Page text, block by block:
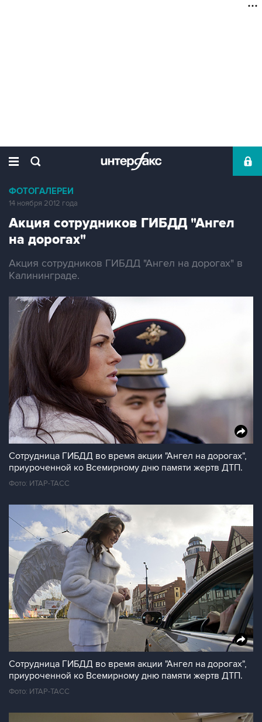
ФОТОГАЛЕРЕИ
14 ноября 2012 года
Акция сотрудников ГИБДД "Ангел
на дорогах"
Акция сотрудников ГИБДД "Ангел на дорогах" в
Калининграде.
Сотрудница ГИБДД во время акции "Ангел на дорогах",
приуроченной ко Всемирному дню памяти жертв ДТП.
Фото: ИТАР-ТАСС
Сотрудница ГИБДД во время акции "Ангел на дорогах",
приуроченной ко Всемирному дню памяти жертв ДТП.
Фото: ИТАР-ТАСС